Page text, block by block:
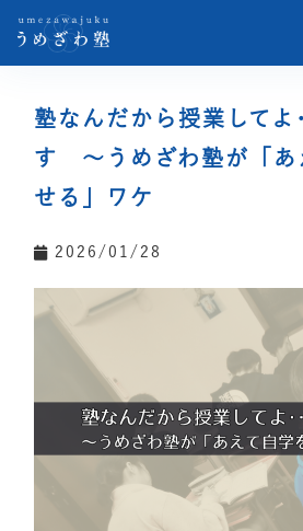
塾なんだから授業してよ
す ～うめざわ塾が「あ
せる」ワケ
2026/01/28